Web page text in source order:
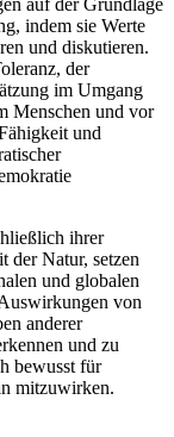
indem sie Werte
und diskutieren.
der
im Umgang
Menschen und vor
und
ihrer
der Natur, setzen
und globalen
von
anderer
und zu
bewusst für
mitzuwirken.